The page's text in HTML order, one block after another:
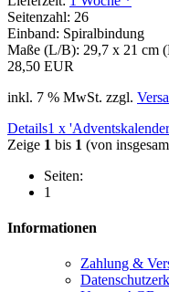
Seitenzahl: 26
Einband: Spiralbindung
Maße (L/B): 29,7 x 21 cm
28,50 EUR
inkl. 7 % MwSt. zzgl.
Details1 x
Zeige 1 bis 1 (von
Seiten:
1
Informationen
Zahlung &